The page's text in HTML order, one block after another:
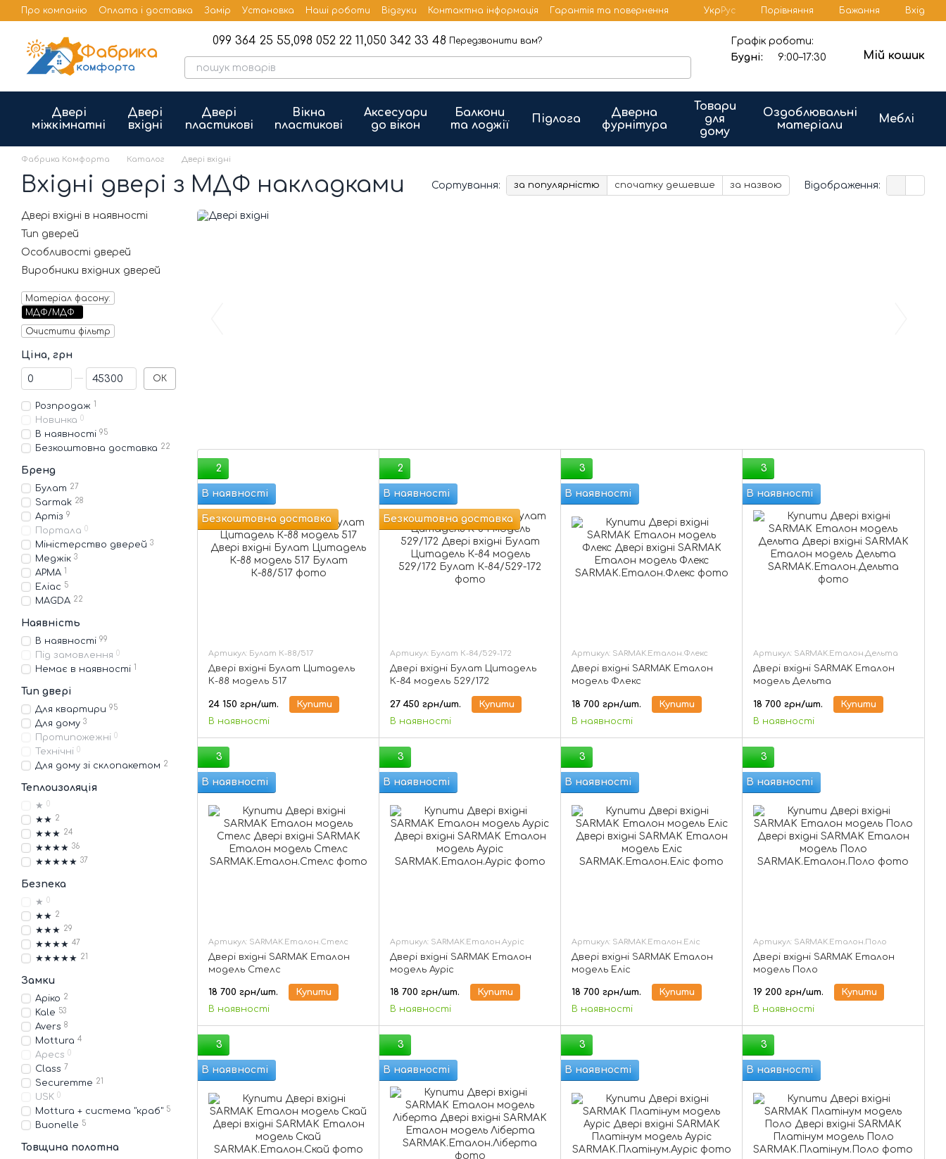
Перейти до основного контенту
Про компанію Оплата і доставка Замір Установка Наші роботи Відгуки Контактна інформація
Гарантія та повернення
Бренди
Публічна оферта
Укр Рус Порівняння Бажання Вхід
099 364 25 55,098 052 22 11,050 342 33 48 Передзвонити вам?
Графік роботи:
Будні:
9:00–17:30 Мій кошик
Двері
міжкімнатні
Двері
вхідні
Двері
пластикові
Вікна
пластикові
Аксесуари
до вікон
Балкони
та лоджії
Підлога
Дверна
фурнітура
Товари
для
дому
Оздоблювальні
матеріали
Меблі
Фабрика Комфорта Каталог Двері вхідні
Вхідні двері з МДФ накладками Сортування: за популярністю спочатку дешевше за назвою Відображення:
2
В наявності
Безкоштовна доставка
Артикул: Булат К-88/517
Двері вхідні Булат Цитадель
К-88 модель 517
24 150 грн/шт.
Купити
В наявності
2
В наявності
Безкоштовна доставка
Артикул: Булат К-84/529-172
Двері вхідні Булат Цитадель
К-84 модель 529/172
27 450 грн/шт.
Купити
В наявності
3
В наявності
Артикул: SARMAK.Еталон.Флекс
Двері вхідні SARMAK Еталон
модель Флекс
18 700 грн/шт.
Купити
В наявності
3
В наявності
Артикул: SARMAK.Еталон.Дельта
Двері вхідні SARMAK Еталон
модель Дельта
18 700 грн/шт.
Купити
В наявності
3
В наявності
Артикул: SARMAK.Еталон.Стелс
Двері вхідні SARMAK Еталон
модель Стелс
18 700 грн/шт.
Купити
В наявності
3
В наявності
Артикул: SARMAK.Еталон.Ауріс
Двері вхідні SARMAK Еталон
модель Ауріс
18 700 грн/шт.
Купити
В наявності
3
В наявності
Артикул: SARMAK.Еталон.Еліс
Двері вхідні SARMAK Еталон
модель Еліс
18 700 грн/шт.
Купити
В наявності
3
В наявності
Артикул: SARMAK.Еталон.Поло
Двері вхідні SARMAK Еталон
модель Поло
19 200 грн/шт.
Купити
В наявності
3
В наявності
3
В наявності
3
В наявності
3
В наявності
Двері вхідні в наявності
Тип дверей
Особливості дверей
Виробники вхідних дверей
Матеріал фасону:
МДФ/МДФ
Очистити фільтр
Ціна, грн
Від Ціна, грн
До Ціна, грн
ОК
Розпродаж 1
Новинка 0
В наявності 95
Безкоштовна доставка 22
Бренд
Булат 27
Sarmak 28
Артіз 9
Портала 0
Міністерство дверей 3
Меджік 3
АРМА 1
Еліас 5
MAGDA 22
Наявність
В наявності 99
Під замовлення 0
Немає в наявності 1
Тип двері
Для квартири 95
Для дому 3
Протипожежні 0
Технічні 0
Для дому зі склопакетом 2
Теплоизоляція
★ 0
★★ 2
★★★ 24
★★★★ 36
★★★★★ 37
Безпека
★ 0
★★ 2
★★★ 29
★★★★ 47
★★★★★ 21
Замки
Аріко 2
Kale 53
Avers 8
Mottura 4
Apecs 0
Class 7
Securemme 21
USK 0
Mottura + система "краб" 5
Buonelle 5
Товщина полотна